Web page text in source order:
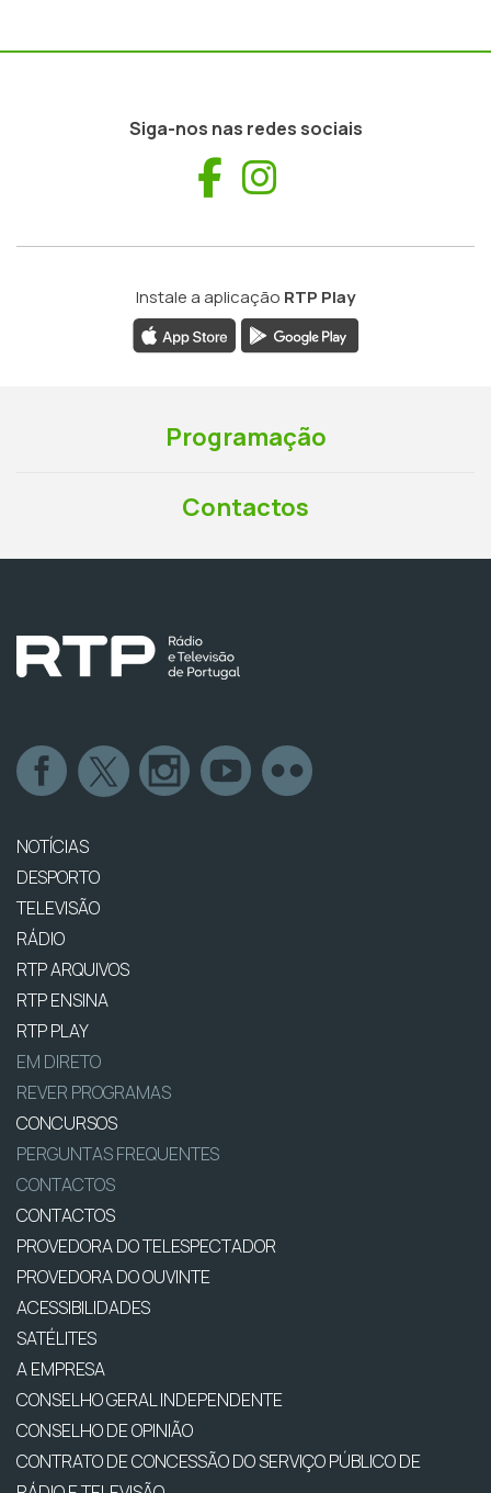
Siga-nos nas redes sociais
Facebook
Instale a aplicação RTP Play
Programação
Contactos
NOTÍCIAS
DESPORTO
TELEVISÃO
RÁDIO
RTP ARQUIVOS
RTP ENSINA
RTP PLAY
EM DIRETO
REVER PROGRAMAS
CONCURSOS
PERGUNTAS FREQUENTES
CONTACTOS
CONTACTOS
PROVEDORA DO TELESPECTADOR
PROVEDORA DO OUVINTE
ACESSIBILIDADES
SATÉLITES
A EMPRESA
CONSELHO GERAL INDEPENDENTE
CONSELHO DE OPINIÃO
CONTRATO DE CONCESSÃO DO SERVIÇO PÚBLICO DE